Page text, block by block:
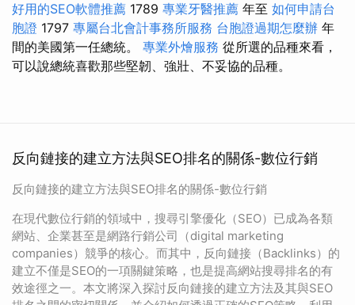
好用的SEO軟體推薦 1789 專業牙醫推薦 年至 如何申請台
胞證 1797 專屬台北會計事務所服務 台胞證過期怎麼辦 年
間的美國第一任總統。 專業外燴服務 從所選的品種來看，
可以說總統喜歡那些堅韌、強壯、不妥協的品種。
反向鏈接的建立方法與SEO排名的關係-數位行銷
反向鏈接的建立方法與SEO排名的關係-數位行銷
在現代數位行銷的領域中，搜尋引擎優化（SEO）已成為各類
網站、企業甚至是網路行銷公司（digital marketing
companies）競爭的核心。而其中，反向鏈接（Backlinks）的
建立不僅是SEO的一項關鍵策略，也是提高網站搜尋排名的有
效途徑之一。本文將深入探討反向鏈接的建立方法及其與SEO